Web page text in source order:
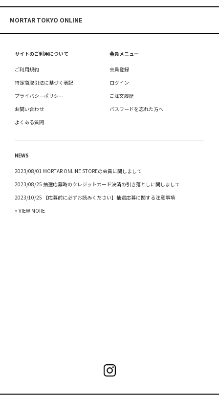
MORTAR TOKYO ONLINE
サイトのご利用について
ご利用規約
特定商取引法に基づく表記
プライバシーポリシー
お問い合わせ
よくある質問
会員メニュー
会員登録
ログイン
ご注文履歴
パスワードを忘れた方へ
NEWS
2023/08/01 MORTAR ONLINE STOREの会員に関しまして
2023/08/25 抽選応募時のクレジットカード決済の引き落としに関しまして
2023/10/25 【応募前に必ずお読みください】抽選応募に関する注意事項
» VIEW MORE